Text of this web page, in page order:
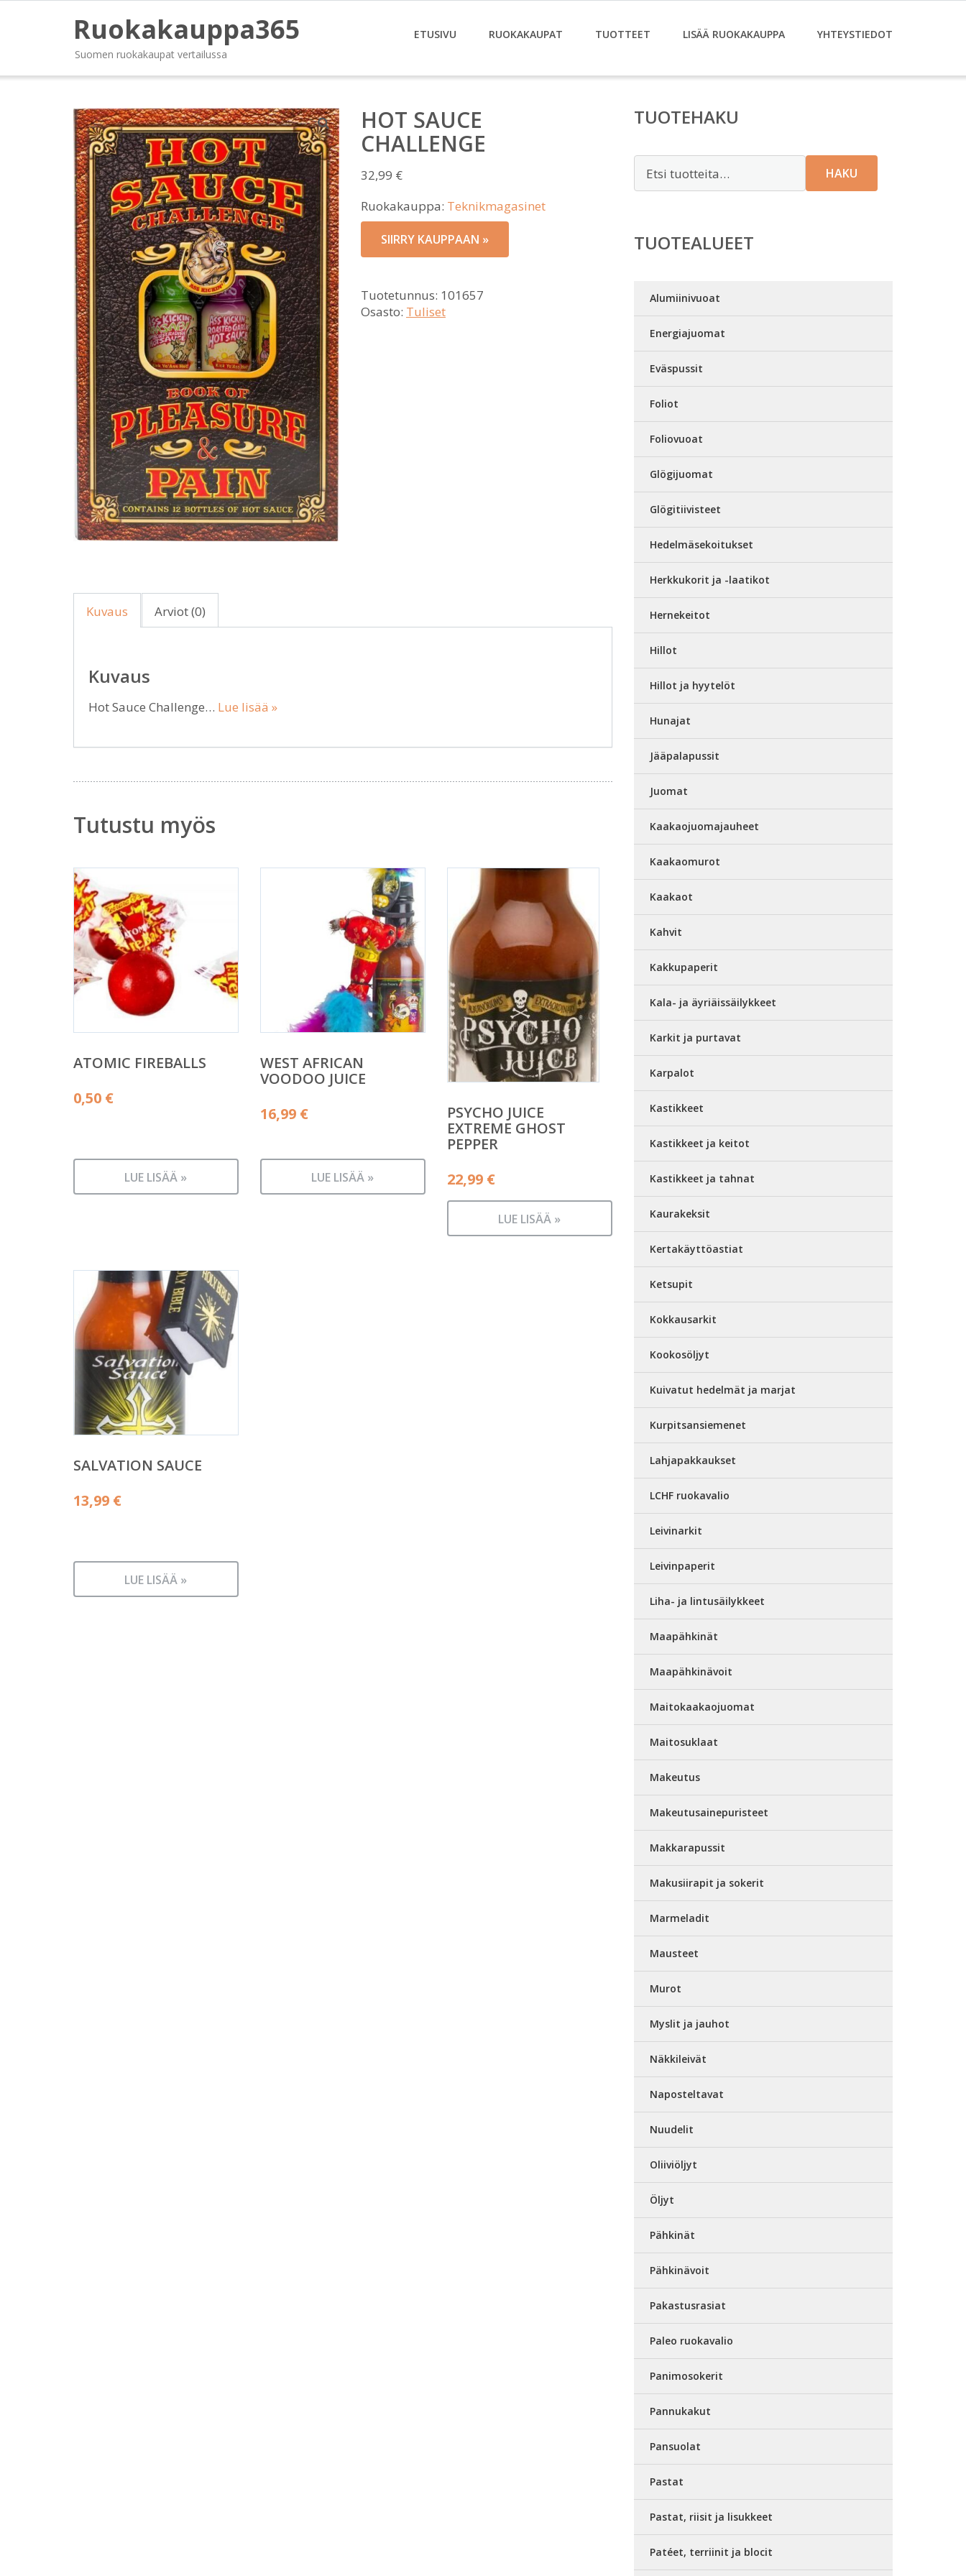
Ruokakauppa365
Suomen ruokakaupat vertailussa
ETUSIVU RUOKAKAUPAT TUOTTEET LISÄÄ RUOKAKAUPPA YHTEYSTIEDOT
HOT SAUCE
CHALLENGE
32,99 €
Ruokakauppa: Teknikmagasinet
SIIRRY KAUPPAAN »
Tuotetunnus: 101657
Osasto: Tuliset
Kuvaus Arviot (0)
Kuvaus
Hot Sauce Challenge… Lue lisää »
Tutustu myös
ATOMIC FIREBALLS
0,50 €
LUE LISÄÄ »
WEST AFRICAN
VOODOO JUICE
16,99 €
LUE LISÄÄ »
PSYCHO JUICE
EXTREME GHOST
PEPPER
22,99 €
LUE LISÄÄ »
SALVATION SAUCE
13,99 €
LUE LISÄÄ »
TUOTEHAKU
HAKU
TUOTEALUEET
Alumiinivuoat
Energiajuomat
Eväspussit
Foliot
Foliovuoat
Glögijuomat
Glögitiivisteet
Hedelmäsekoitukset
Herkkukorit ja -laatikot
Hernekeitot
Hillot
Hillot ja hyytelöt
Hunajat
Jääpalapussit
Juomat
Kaakaojuomajauheet
Kaakaomurot
Kaakaot
Kahvit
Kakkupaperit
Kala- ja äyriäissäilykkeet
Karkit ja purtavat
Karpalot
Kastikkeet
Kastikkeet ja keitot
Kastikkeet ja tahnat
Kaurakeksit
Kertakäyttöastiat
Ketsupit
Kokkausarkit
Kookosöljyt
Kuivatut hedelmät ja marjat
Kurpitsansiemenet
Lahjapakkaukset
LCHF ruokavalio
Leivinarkit
Leivinpaperit
Liha- ja lintusäilykkeet
Maapähkinät
Maapähkinävoit
Maitokaakaojuomat
Maitosuklaat
Makeutus
Makeutusainepuristeet
Makkarapussit
Makusiirapit ja sokerit
Marmeladit
Mausteet
Murot
Myslit ja jauhot
Näkkileivät
Naposteltavat
Nuudelit
Oliiviöljyt
Öljyt
Pähkinät
Pähkinävoit
Pakastusrasiat
Paleo ruokavalio
Panimosokerit
Pannukakut
Pansuolat
Pastat
Pastat, riisit ja lisukkeet
Patéet, terriinit ja blocit